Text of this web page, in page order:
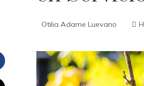
Otilia Adame Luevano